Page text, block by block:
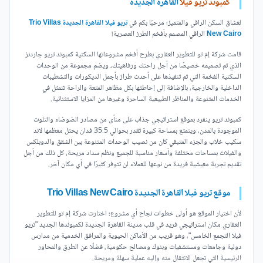
لعشاق السكن الراقي والمتميز؛ مرحبًا بكم في
تريو فيلا القاهرة الجديدة Trio Villas
New Cairoالراقي المصمم بأفخم الطرز العصرية!
قامت شركة إم تو للتطوير العقاري بطرح أفخم مشروعاتها السكنية كمبوند تريو جاردنز
الذي تم تصميمه خصيصًا من أجل راحتك ورفاهيتك، ويضم مجموعة من الوحدات
السكنية الفخمة التي تم تنفيذها على أحدث طراز بأجمل الديكورات والتشطيبات
الداخلية والخارجية، بالإضافة إلى إحاطتها بكل مظاهر المتعة والراحة تتمثل في
الخدمات المتنوعة والمناظر الطبيعية الساحرة وغيرها من المزايا الاستثنائية.
كمبوند تريو ينفرد بموقع استراتيجي جذاب على منأى من مصادر الضوضاء والتلوث
الموجودة بالمدن، ويتمتع بمساحة كبيرة تقدر بحوالي 35.5 فدان يحتل معظمها لاند
سكيب خلاب والجزء المتبقي كان من نصيب الوحدات المتنوعة بين الشقق والدوبلكس
والفيلات بمساحات مختلفة وأسعار مناسبة للجميع ونظم سداد مريحة، كل ذلك من أجل
تقديم تجربة معيشية فريدة من نوعها للعملاء لن تتوفر كثيرًا في أي مكان آخر.
موقع تريو فيلا القاهرة الجديدة Trio Villas New Cairo
لأن اختيار الموقع هو أولى خطوات نجاح أي مشروع؛ اختارت شركة إم تو للتطوير
العقاري مكان استراتيجي فريد في قلب مدينة القاهرة الجديدة لكمبوندها الجديد "تريو
فيلا التجمع الخامس"، وهو قريب من الأماكن الحيوية والمرافق الخدمية من مدارس
دولية وجامعات ومستشفيات وبنوك ومصالح حكومية، فضلًا عن الطرق والمحاور
الرئيسية التي تجعل الانتقال منه وإليه عملية سهلة ومريحة.